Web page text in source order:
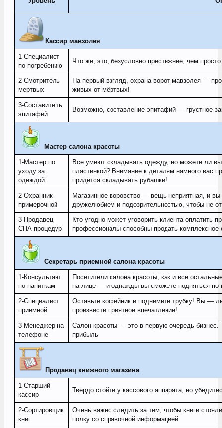
Кассир мавзолея
1-Специалист
по погребению
Что же, это, безусловно престижнее, чем
2-Смотритель
мертвых
На первый взгляд, охрана ворот мавзолея —
живых от мёртвых!
3-Составитель
эпитафий
Возможно, составление эпитафий — грустное
Мастер салона красоты
1-Мастер по
уходу за
одеждой
Все умеют складывать одежду, но можете ли
пластинкой? Внимание к деталям намного вас
придётся складывать рубашки!
2-Охранник
примерочной
Магазинное воровство — вещь неприятная, и
дружелюбием и подозрительностью, чтобы не
3-Продавец
СПА процедур
Кто угодно может уговорить клиента оплатить
профессионалы способны продать комплексное
Секретарь приемной салона красоты
1-Консультант
по напиткам
Посетители салона красоты, как и все
на лице — и однажды вы сможете подняться по
2-Специалист
приемной
Оставьте кофейник и поднимите трубку! Вы —
произвести приятное впечатление!
3-Менеджер на
телефоне
Салон красоты — это в первую очередь бизнес.
прибыль
Продавец книжного магазина
1-Старший
кассир
Твердо стойте у кассового аппарата, но
2-Сортировщик
книг
Очень важно следить за тем, чтобы книги
полку со справочной информацией